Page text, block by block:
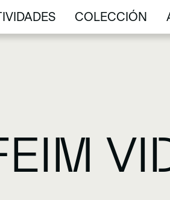
COLECCIÓN
COLECCIÓN